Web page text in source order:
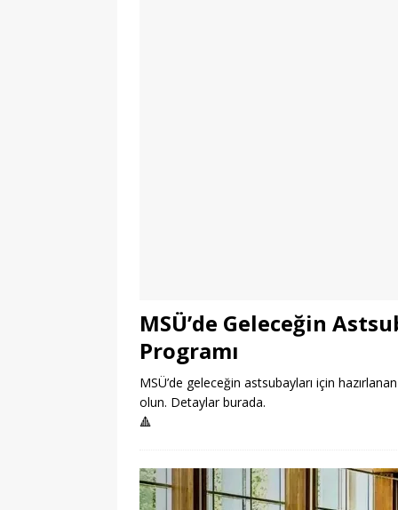
MSÜ’de Geleceğin
Programı
MSÜ’de geleceğin astsubayları için
olun. Detaylar burada.
🔺